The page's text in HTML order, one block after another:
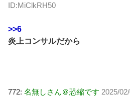
ID:MiClkRH50
>>6
炎上コンサルだから
772: 名無しさん＠恐縮です 2025/